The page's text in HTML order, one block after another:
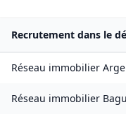
Recrutement dans le
Réseau immobilier
Réseau immobilier